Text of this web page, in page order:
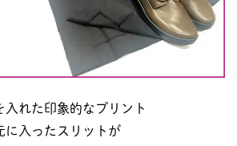
れた印象的なプリント
に入ったスリットが